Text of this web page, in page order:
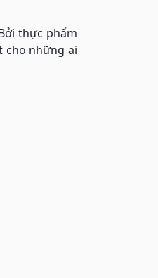
thực phẩm
cho những ai